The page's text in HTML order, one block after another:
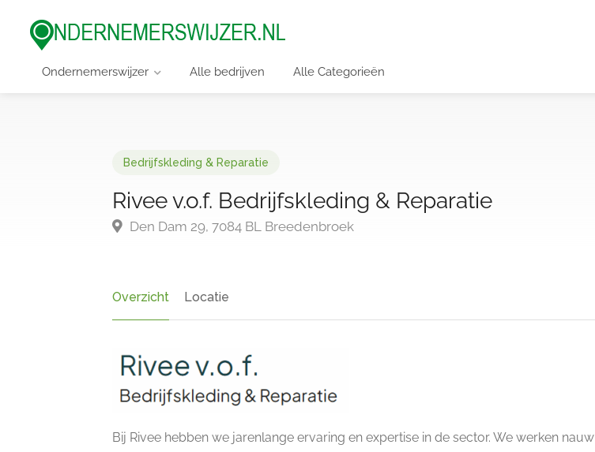
Ondernemerswijzer Alle bedrijven Alle Categorieën
Bedrijfskleding & Reparatie
Rivee v.o.f. Bedrijfskleding & Reparatie
Den Dam 29, 7084 BL Breedenbroek
Overzicht Locatie
Bij Rivee hebben we jarenlange ervaring en expertise in de sector. We werken nauw